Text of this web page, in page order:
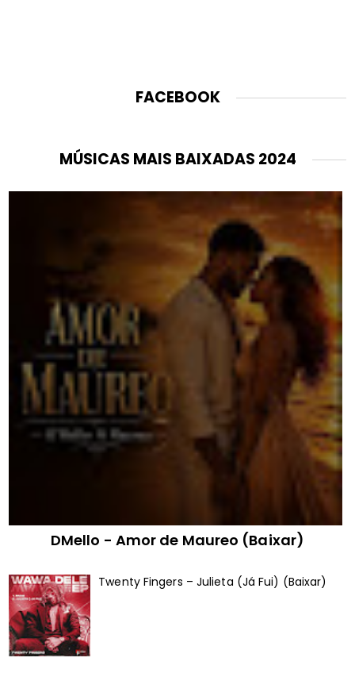
FACEBOOK
MÚSICAS MAIS BAIXADAS 2024
DMello - Amor de Maureo (Baixar)
Twenty Fingers – Julieta (Já Fui) (Baixar)